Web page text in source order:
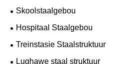
Skoolstaalgebou
Hospitaal Staalgebou
Treinstasie Staalstruktuur
Lughawe staal struktuur